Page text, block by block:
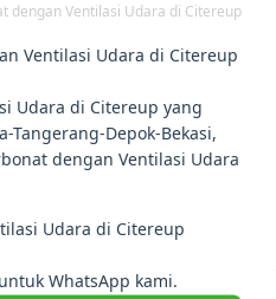
dengan Ventilasi Udara di Citereup
Ventilasi Udara di Citereup
Udara di Citereup yang
Depok-Bekasi,
dengan Ventilasi Udara
Udara di Citereup
WhatsApp kami.